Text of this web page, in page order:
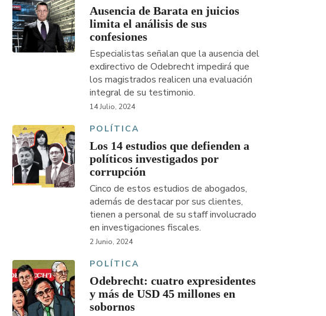
Ausencia de Barata en juicios
limita el análisis de sus
confesiones
Especialistas señalan que la ausencia del
exdirectivo de Odebrecht impedirá que
los magistrados realicen una evaluación
integral de su testimonio.
14 Julio, 2024
POLÍTICA
Los 14 estudios que defienden a
políticos investigados por
corrupción
Cinco de estos estudios de abogados,
además de destacar por sus clientes,
tienen a personal de su staff involucrado
en investigaciones fiscales.
2 Junio, 2024
POLÍTICA
Odebrecht: cuatro expresidentes
y más de USD 45 millones en
sobornos